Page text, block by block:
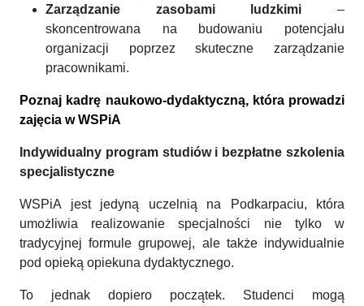
Zarządzanie zasobami ludzkimi –
skoncentrowana na budowaniu potencjału
organizacji poprzez skuteczne zarządzanie
pracownikami.
Poznaj kadrę naukowo-dydaktyczną, która prowadzi
zajęcia w WSPiA
Indywidualny program studiów i bezpłatne szkolenia
specjalistyczne
WSPiA jest jedyną uczelnią na Podkarpaciu, która
umożliwia realizowanie specjalności nie tylko w
tradycyjnej formule grupowej, ale także indywidualnie
pod opieką opiekuna dydaktycznego.
To jednak dopiero początek. Studenci mogą